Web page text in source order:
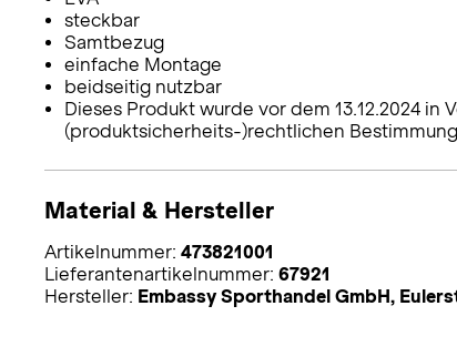
steckbar
Samtbezug
einfache Montage
beidseitig nutzbar
Dieses Produkt wurde vor dem 13.12.2024
(produktsicherheits-)rechtlichen
Material & Hersteller
Artikelnummer: 473821001
Lieferantenartikelnummer: 67921
Hersteller: Embassy Sporthandel GmbH,